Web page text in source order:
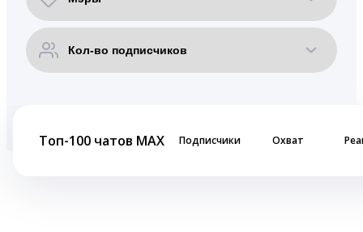
Топ-100 чатов MAX Подписчики Охват